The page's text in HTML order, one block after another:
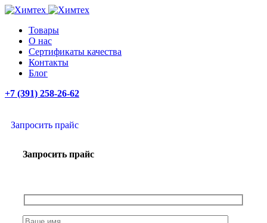
Товары
О нас
Сертификаты качества
Контакты
Блог
+7 (391) 258-26-62
Запросить прайс
Запросить прайс